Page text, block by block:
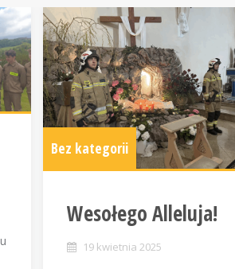
Bez kategorii
Wesołego Alleluja!
19 kwietnia 2025